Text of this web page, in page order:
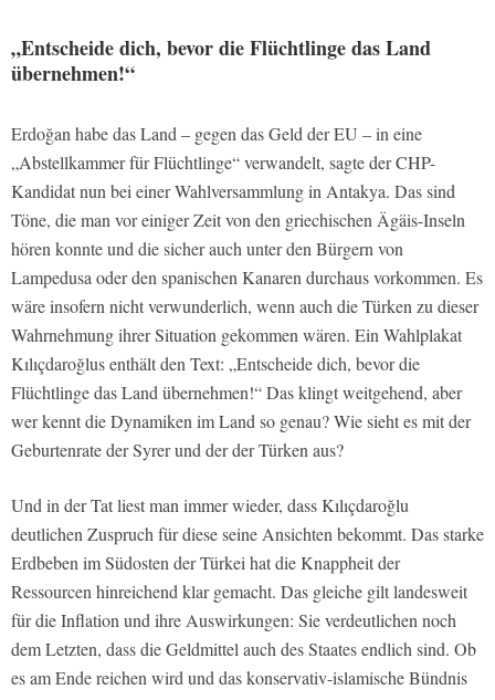
„Entscheide dich, bevor die Flüchtlinge das Land
übernehmen!“
Erdoğan habe das Land – gegen das Geld der EU – in eine
„Abstellkammer für Flüchtlinge“ verwandelt, sagte der CHP-
Kandidat nun bei einer Wahlversammlung in Antakya. Das sind
Töne, die man vor einiger Zeit von den griechischen Ägäis-Inseln
hören konnte und die sicher auch unter den Bürgern von
Lampedusa oder den spanischen Kanaren durchaus vorkommen. Es
wäre insofern nicht verwunderlich, wenn auch die Türken zu dieser
Wahrnehmung ihrer Situation gekommen wären. Ein Wahlplakat
Kılıçdaroğlus enthält den Text: „Entscheide dich, bevor die
Flüchtlinge das Land übernehmen!“ Das klingt weitgehend, aber
wer kennt die Dynamiken im Land so genau? Wie sieht es mit der
Geburtenrate der Syrer und der der Türken aus?
Und in der Tat liest man immer wieder, dass Kılıçdaroğlu
deutlichen Zuspruch für diese seine Ansichten bekommt. Das starke
Erdbeben im Südosten der Türkei hat die Knappheit der
Ressourcen hinreichend klar gemacht. Das gleiche gilt landesweit
für die Inflation und ihre Auswirkungen: Sie verdeutlichen noch
dem Letzten, dass die Geldmittel auch des Staates endlich sind. Ob
es am Ende reichen wird und das konservativ-islamische Bündnis